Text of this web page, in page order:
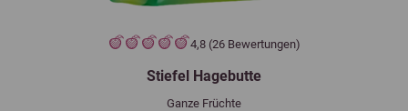
4,8 (26 Bewertungen)
Stiefel Hagebutte
Ganze Früchte